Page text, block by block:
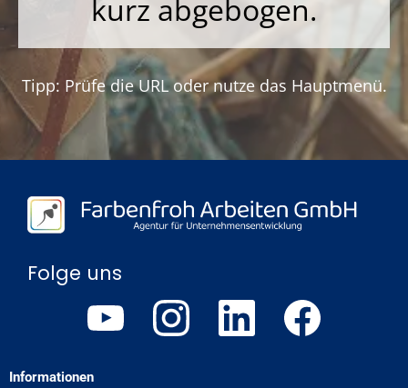
kurz abgebogen.
Tipp: Prüfe die URL oder nutze das Hauptmenü.
Folge uns
Informationen